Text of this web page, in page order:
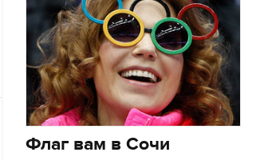
Флаг вам в Сочи